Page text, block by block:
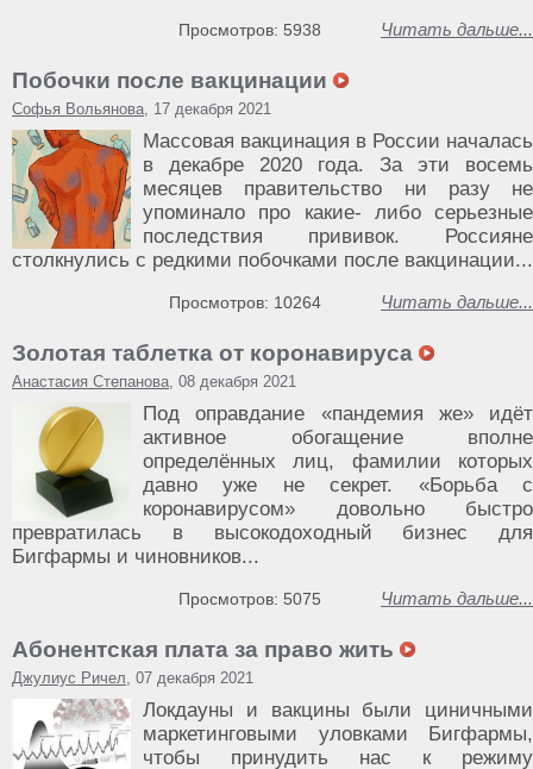
Читать дальше...
Просмотров: 5938
Побочки после вакцинации
Софья Вольянова, 17 декабря 2021
Массовая вакцинация в России началась
в декабре 2020 года. За эти восемь
месяцев правительство ни разу не
упоминало про какие- либо серьезные
последствия прививок. Россияне
столкнулись с редкими побочками после вакцинации...
Читать дальше...
Просмотров: 10264
Золотая таблетка от коронавируса
Анастасия Степанова, 08 декабря 2021
Под оправдание «пандемия же» идёт
активное обогащение вполне
определённых лиц, фамилии которых
давно уже не секрет. «Борьба с
коронавирусом» довольно быстро
превратилась в высокодоходный бизнес для
Бигфармы и чиновников...
Читать дальше...
Просмотров: 5075
Абонентская плата за право жить
Джулиус Ричел, 07 декабря 2021
Локдауны и вакцины были циничными
маркетинговыми уловками Бигфармы,
чтобы принудить нас к режиму